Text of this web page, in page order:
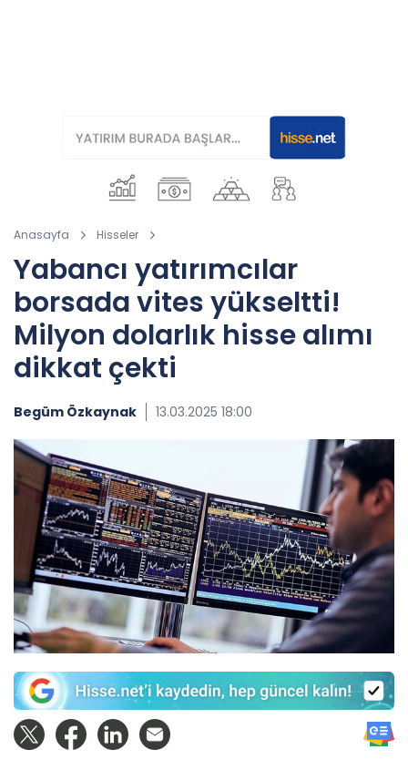
Anasayfa Hisseler
Yabancı yatırımcılar
borsada vites yükseltti!
Milyon dolarlık hisse alımı
dikkat çekti
Begüm Özkaynak 13.03.2025 18:00